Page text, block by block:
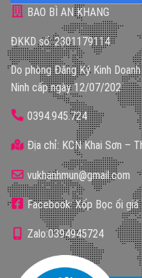
BAO BÌ AN KHANG
ĐKKD số: 2301179114
Do phòng Đăng Ký Kinh
Ninh cấp ngày 12/07/202
0394.945.724
Địa chỉ: KCN Khai Sơn –
vukhanhmun@gmail.com
Facebook: Xốp Bọc ổi giá
Zalo:0394945724